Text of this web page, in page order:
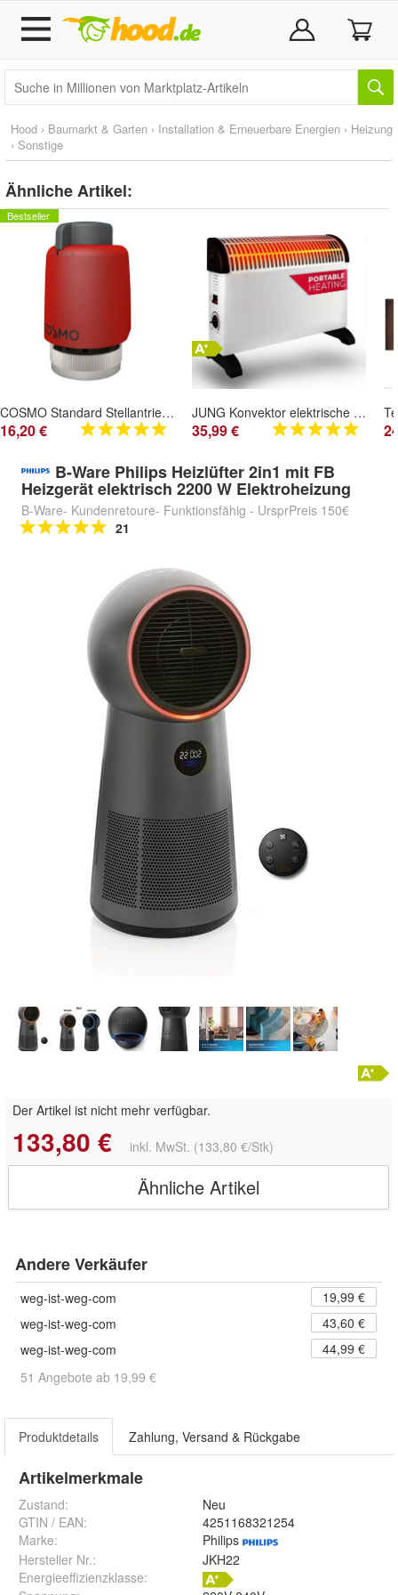
Hood › Baumarkt & Garten › Installation & Erneuerbare Energien › Heizung
› Sonstige
Ähnliche Artikel:
Bestseller
COSMO Standard Stellantrieb 230V IP54 M30x1,5mm, stroml. zu, man. Arretierung CTS230N
16,20 €
JUNG Konvektor elektrische Heizung mit Thermostat 1500W mobiler Heizlüfter 30qm
35,99 €
B-Ware Philips Heizlüfter 2in1 mit FB
Heizgerät elektrisch 2200 W Elektroheizung
B-Ware- Kundenretoure- Funktionsfähig - UrsprPreis 150€
21
Der Artikel ist nicht mehr verfügbar.
133,80 € inkl. MwSt. (133,80 €/Stk)
Ähnliche Artikel
Andere Verkäufer
weg-ist-weg-com
19,99 €
weg-ist-weg-com
43,60 €
weg-ist-weg-com
44,99 €
51 Angebote ab 19,99 €
Produktdetails Zahlung, Versand & Rückgabe
Artikelmerkmale
Zustand:
Neu
GTIN / EAN:
4251168321254
Marke:
Philips
Hersteller Nr.:
JKH22
Energieeffizienzklasse: